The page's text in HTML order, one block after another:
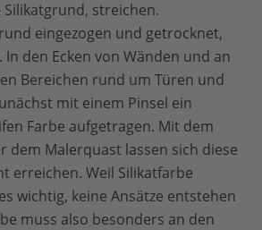
Silikatgrund, streichen.
eingezogen und getrocknet,
In den Ecken von Wänden und an
Bereichen rund um Türen und
mit einem Pinsel ein
Farbe aufgetragen. Mit dem
dem Malerquast lassen sich diese
erreichen. Weil Silikatfarbe
wichtig, keine Ansätze entstehen
muss also besonders an den